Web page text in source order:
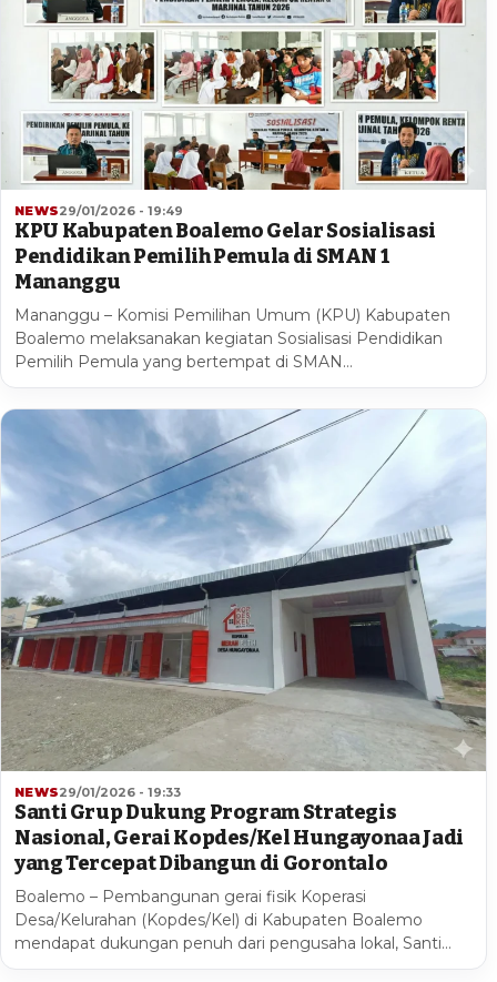
NEWS29/01/2026 - 19:49
KPU Kabupaten Boalemo Gelar Sosialisasi
Pendidikan Pemilih Pemula di SMAN 1
Mananggu
Mananggu – Komisi Pemilihan Umum (KPU) Kabupaten
Boalemo melaksanakan kegiatan Sosialisasi Pendidikan
Pemilih Pemula yang bertempat di SMAN…
NEWS29/01/2026 - 19:33
Santi Grup Dukung Program Strategis
Nasional, Gerai Kopdes/Kel Hungayonaa Jadi
yang Tercepat Dibangun di Gorontalo
Boalemo – Pembangunan gerai fisik Koperasi
Desa/Kelurahan (Kopdes/Kel) di Kabupaten Boalemo
mendapat dukungan penuh dari pengusaha lokal, Santi…